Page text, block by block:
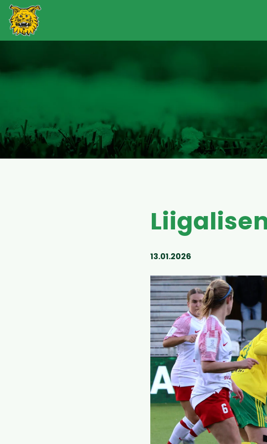
13.01.2026